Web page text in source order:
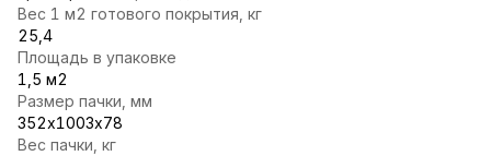
Вес 1 м2 готового покрытия, кг
25,4
Площадь в упаковке
1,5 м2
Размер пачки, мм
352х1003х78
Вес пачки, кг